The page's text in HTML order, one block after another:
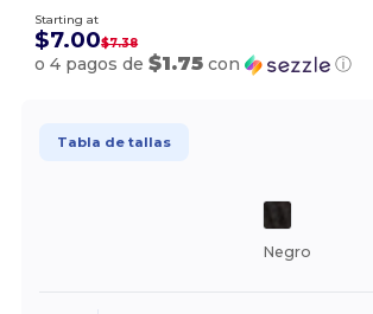
Starting at
$7.00$7.38
o 4 pagos de$1.75 con ⓘ
Tabla de tallas
Negro